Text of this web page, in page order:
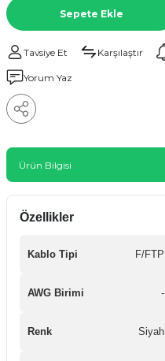
Sepete Ekle
Tavsiye Et Karşılaştır
Yorum Yaz
Ürün Bilgisi
Özellikler
Kablo Tipi F/FTP
AWG Birimi -
Renk Siyah